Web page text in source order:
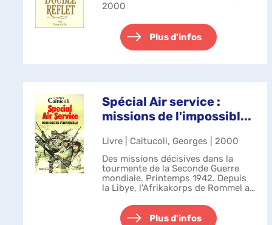
2000
Plus d'infos
Spécial Air service :
missions de l'impossibl...
Livre | Caïtucoli, Georges | 2000
Des missions décisives dans la
tourmente de la Seconde Guerre
mondiale. Printemps 1942. Depuis
la Libye, l'Afrikakorps de Rommel a
la Méditerranée orientale. Les
convois maritimes anglais, sans ...
Plus d'infos